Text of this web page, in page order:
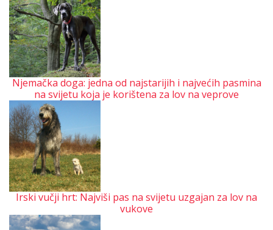
Njemačka doga: jedna od najstarijih i najvećih pasmina
na svijetu koja je korištena za lov na veprove
Irski vučji hrt: Najviši pas na svijetu uzgajan za lov na
vukove